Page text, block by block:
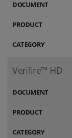
DOCUMENT
PRODUCT
CATEGORY
Verifire™ HD
DOCUMENT
PRODUCT
CATEGORY